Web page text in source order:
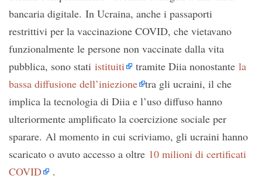
bancaria digitale. In Ucraina, anche i passaporti
restrittivi per la vaccinazione COVID, che vietavano
funzionalmente le persone non vaccinate dalla vita
pubblica, sono stati istituiti tramite Diia nonostante la
bassa diffusione dell’iniezione tra gli ucraini, il che
implica la tecnologia di Diia e l’uso diffuso hanno
ulteriormente amplificato la coercizione sociale per
sparare. Al momento in cui scriviamo, gli ucraini hanno
scaricato o avuto accesso a oltre 10 milioni di certificati
COVID
.